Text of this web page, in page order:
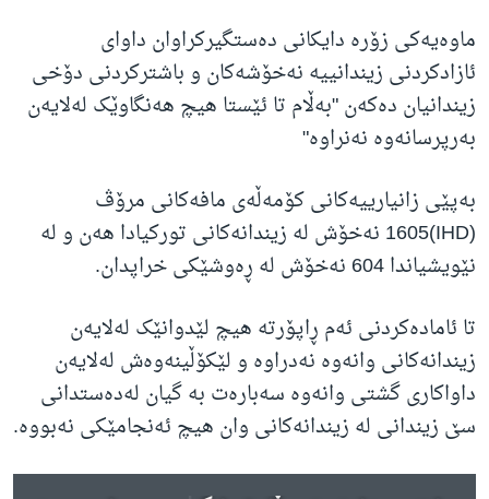
ماوەیەکی زۆرە دایکانی دەستگیرکراوان داوای
ئازادکردنی زیندانییە نەخۆشەکان و باشترکردنی دۆخی
زیندانیان دەکەن "بەڵام تا ئێستا هیچ هەنگاوێک لەلایەن
بەرپرسانەوە نەنراوە"
بەپێی زانیارییەکانی کۆمەڵەی مافەکانی مرۆڤ
(IHD)1605 نەخۆش لە زیندانەکانی تورکیادا هەن و لە
نێویشیاندا 604 نەخۆش لە ڕەوشێکی خراپدان.
تا ئامادەکردنی ئەم ڕاپۆرتە هیچ لێدوانێک لەلایەن
زیندانەکانی وانەوە نەدراوە و لێکۆڵینەوەش لەلایەن
داواکاری گشتی وانەوە سەبارەت بە گیان لەدەستدانی
سێ زیندانی لە زیندانەکانی وان هیچ ئەنجامێکی نەبووە.